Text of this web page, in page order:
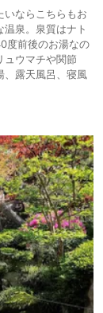
いならこちらもお
泉。泉質はナト
度前後のお湯なの
ュウマチや関節
、露天風呂、寝風